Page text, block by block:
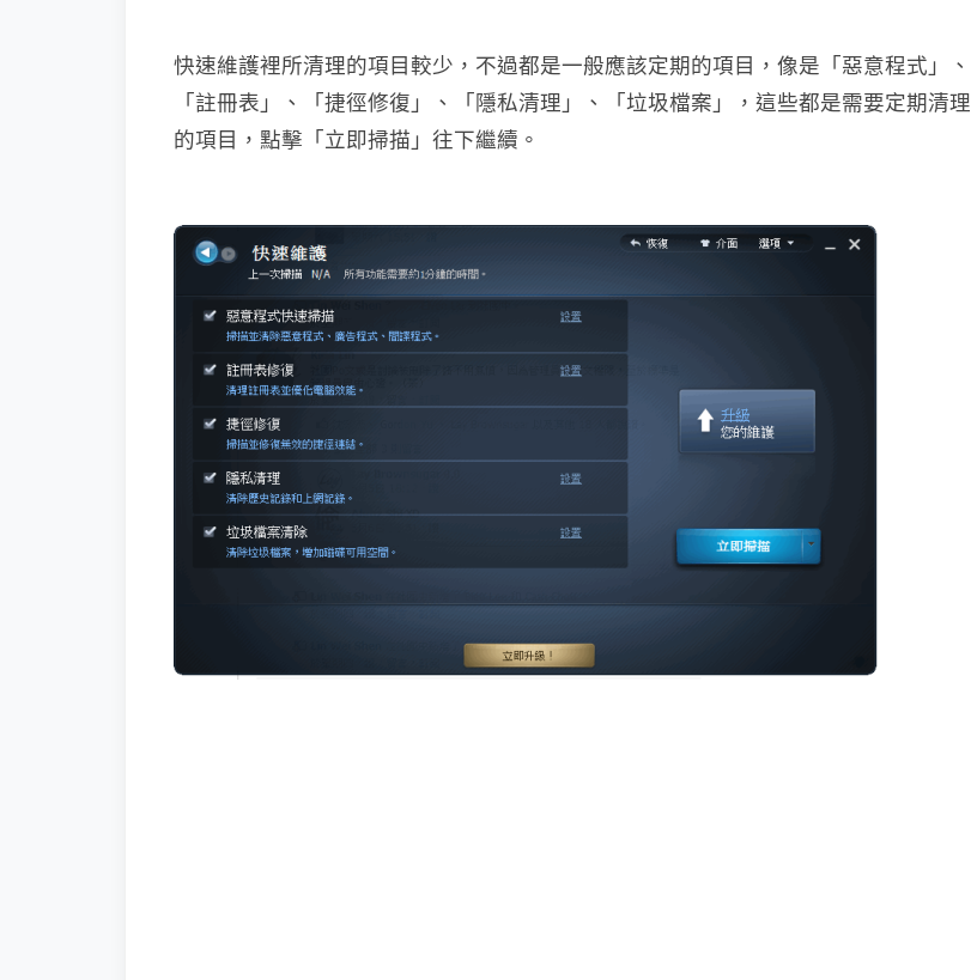
快速維護裡所清理的項目較少，不過都是一般應該定期的項目，像是「惡意程式」、
「註冊表」、「捷徑修復」、「隱私清理」、「垃圾檔案」，這些都是需要定期清理
的項目，點擊「立即掃描」往下繼續。